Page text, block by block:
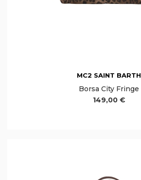
MC2 SAINT BARTH
Borsa City Fringe
149,00 €